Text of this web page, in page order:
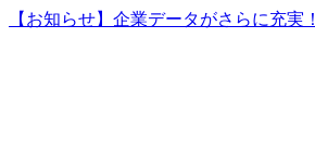
【お知らせ】企業データがさらに充実！